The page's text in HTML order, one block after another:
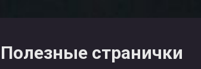
Полезные странички